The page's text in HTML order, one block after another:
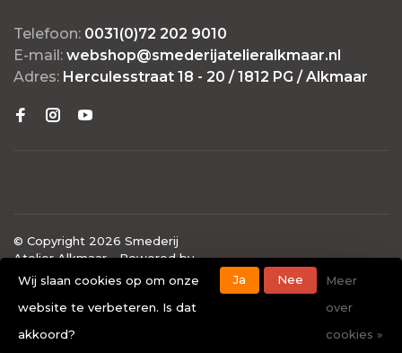
Telefoon: 0031(0)72 202 9010
E-mail: webshop@smederijatelieralkmaar.nl
Adres: Herculesstraat 18 - 20 / 1812 PG / Alkmaar
© Copyright 2026 Smederij
Atelier Alkmaar- Powered by
Lightspeed
- Theme by
Huysmans.me
-Smederij Atelier Alkmaar
klantbeoordelingen at
Wij slaan cookies op om onze
website te verbeteren. Is dat
akkoord?
Ja Nee
Meer
over
cookies »